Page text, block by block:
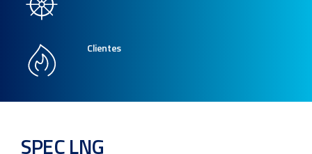
Clientes
SPEC LNG